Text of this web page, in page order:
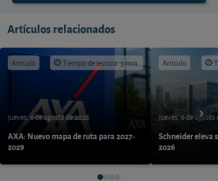
Artículos relacionados
Artículo Tiempo de lectura: 3 min.
jueves, 6 de agosto de 2026
AXA: Nuevo mapa de ruta para 2027-
2029
Artículo
jueves, 6 de agosto
Schneider eleva
2026